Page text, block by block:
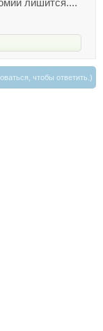
лишится....
чтобы ответить.)